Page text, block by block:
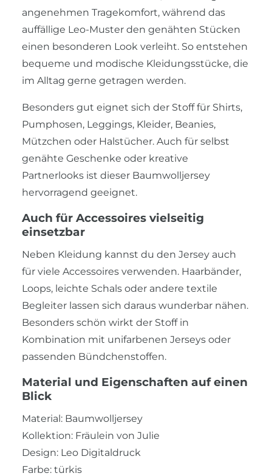
angenehmen Tragekomfort, während das
auffällige Leo-Muster den genähten Stücken
einen besonderen Look verleiht. So entstehen
bequeme und modische Kleidungsstücke, die
im Alltag gerne getragen werden.
Besonders gut eignet sich der Stoff für Shirts,
Pumphosen, Leggings, Kleider, Beanies,
Mützchen oder Halstücher. Auch für selbst
genähte Geschenke oder kreative
Partnerlooks ist dieser Baumwolljersey
hervorragend geeignet.
Auch für Accessoires vielseitig
einsetzbar
Neben Kleidung kannst du den Jersey auch
für viele Accessoires verwenden. Haarbänder,
Loops, leichte Schals oder andere textile
Begleiter lassen sich daraus wunderbar nähen.
Besonders schön wirkt der Stoff in
Kombination mit unifarbenen Jerseys oder
passenden Bündchenstoffen.
Material und Eigenschaften auf einen
Blick
Material: Baumwolljersey
Kollektion: Fräulein von Julie
Design: Leo Digitaldruck
Farbe: türkis